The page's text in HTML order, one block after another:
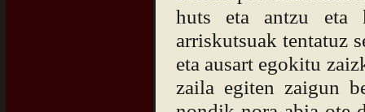
huts eta antzu eta
arriskutsuak tentatuz
eta ausart egokitu
zaila egiten zaigun